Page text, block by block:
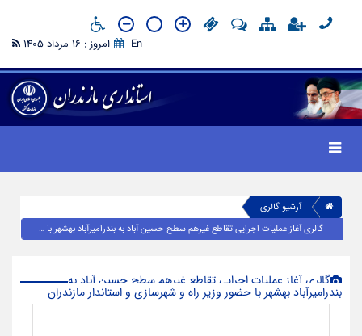
En امروز : 16 مرداد 1405
آرشیو گالری
گالری آغاز عملیات اجرایی تقاطع غیرهم سطح حسین آباد به بندرامیرآباد بهشهر با حضور وزیر راه و شهرسازی و استاندار مازندران
گالری آغاز عملیات اجرایی تقاطع غیرهم سطح حسین آباد به
بندرامیرآباد بهشهر با حضور وزیر راه و شهرسازی و استاندار مازندران